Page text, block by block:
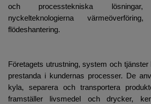
och processtekniska
nyckelteknologierna
flödeshantering.
Företagets utrustning, system och tjänster
prestanda i kundernas processer. De
kyla, separera och transportera
framställer livsmedel och drycker,